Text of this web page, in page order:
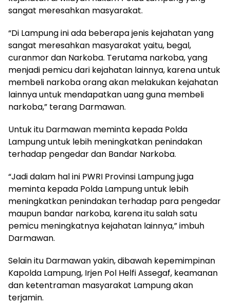
sangat meresahkan masyarakat.
“Di Lampung ini ada beberapa jenis kejahatan yang
sangat meresahkan masyarakat yaitu, begal,
curanmor dan Narkoba. Terutama narkoba, yang
menjadi pemicu dari kejahatan lainnya, karena untuk
membeli narkoba orang akan melakukan kejahatan
lainnya untuk mendapatkan uang guna membeli
narkoba,” terang Darmawan.
Untuk itu Darmawan meminta kepada Polda
Lampung untuk lebih meningkatkan penindakan
terhadap pengedar dan Bandar Narkoba.
“Jadi dalam hal ini PWRI Provinsi Lampung juga
meminta kepada Polda Lampung untuk lebih
meningkatkan penindakan terhadap para pengedar
maupun bandar narkoba, karena itu salah satu
pemicu meningkatnya kejahatan lainnya,” imbuh
Darmawan.
Selain itu Darmawan yakin, dibawah kepemimpinan
Kapolda Lampung, Irjen Pol Helfi Assegaf, keamanan
dan ketentraman masyarakat Lampung akan
terjamin.